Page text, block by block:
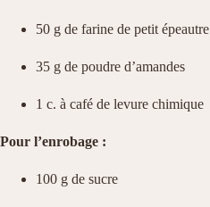
50 g de farine de petit épeautre
35 g de poudre d’amandes
1 c. à café de levure chimique
Pour l’enrobage :
100 g de sucre